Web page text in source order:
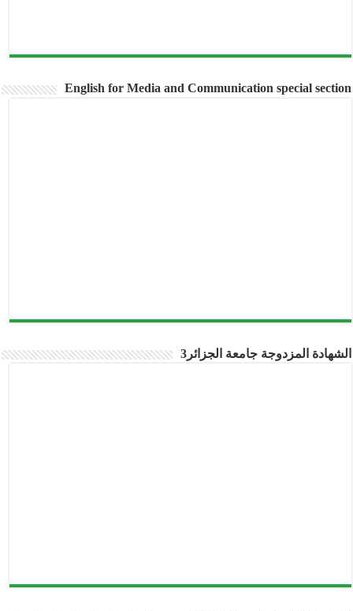
English for Media and Communication special section
الشهادة المزدوجة جامعة الجزائر3